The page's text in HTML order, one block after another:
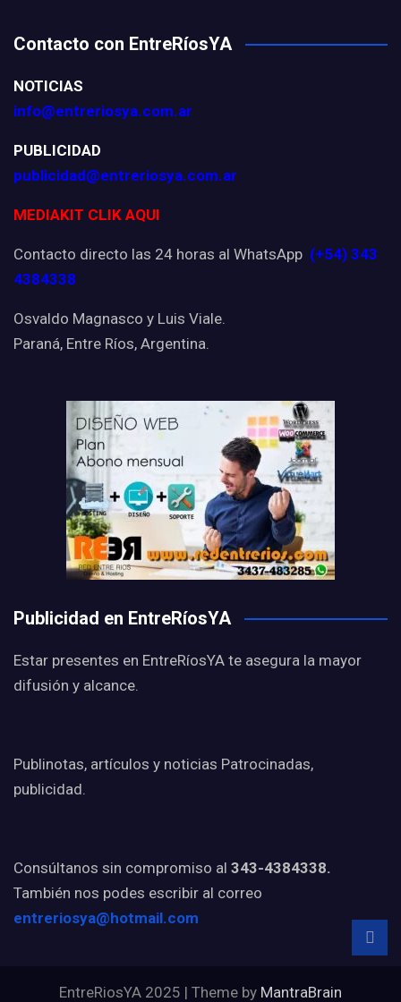
Contacto con EntreRíosYA
NOTICIAS
info@entreriosya.com.ar
PUBLICIDAD
publicidad@entreriosya.com.ar
MEDIAKIT CLIK AQUI
Contacto directo las 24 horas al WhatsApp (+54) 343
4384338
Osvaldo Magnasco y Luis Viale.
Paraná, Entre Ríos, Argentina.
Publicidad en EntreRíosYA
Estar presentes en EntreRíosYA te asegura la mayor
difusión y alcance.
Publinotas, artículos y noticias Patrocinadas,
publicidad.
Consúltanos sin compromiso al 343-4384338.
También nos podes escribir al correo
entreriosya@hotmail.com
EntreRiosYA 2025 | Theme by MantraBrain